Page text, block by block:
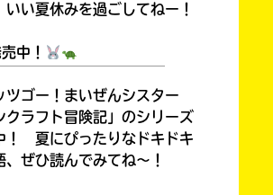
いい夏休みを過ごしてねー！
中！
ツゴー！まいぜんシスター
クラフト冒険記」のシリーズ
！ 夏にぴったりなドキドキ
、ぜひ読んでみてね～！